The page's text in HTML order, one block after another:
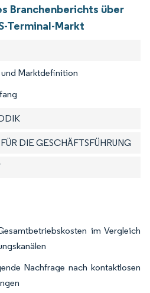
Branchenberichts über
Terminal-Markt
und Marktdefinition
DIE GESCHÄFTSFÜHRUNG
im Vergleich
Nachfrage nach kontaktlosen